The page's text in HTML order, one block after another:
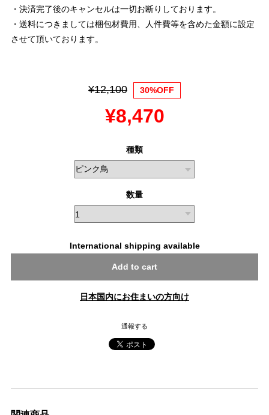
・決済完了後のキャンセルは一切お断りしております。
・送料につきましては梱包材費用、人件費等を含めた金額に設定
させて頂いております。
¥12,100 30%OFF
¥8,470
種類
数量
International shipping available
Add to cart
日本国内にお住まいの方向け
通報する